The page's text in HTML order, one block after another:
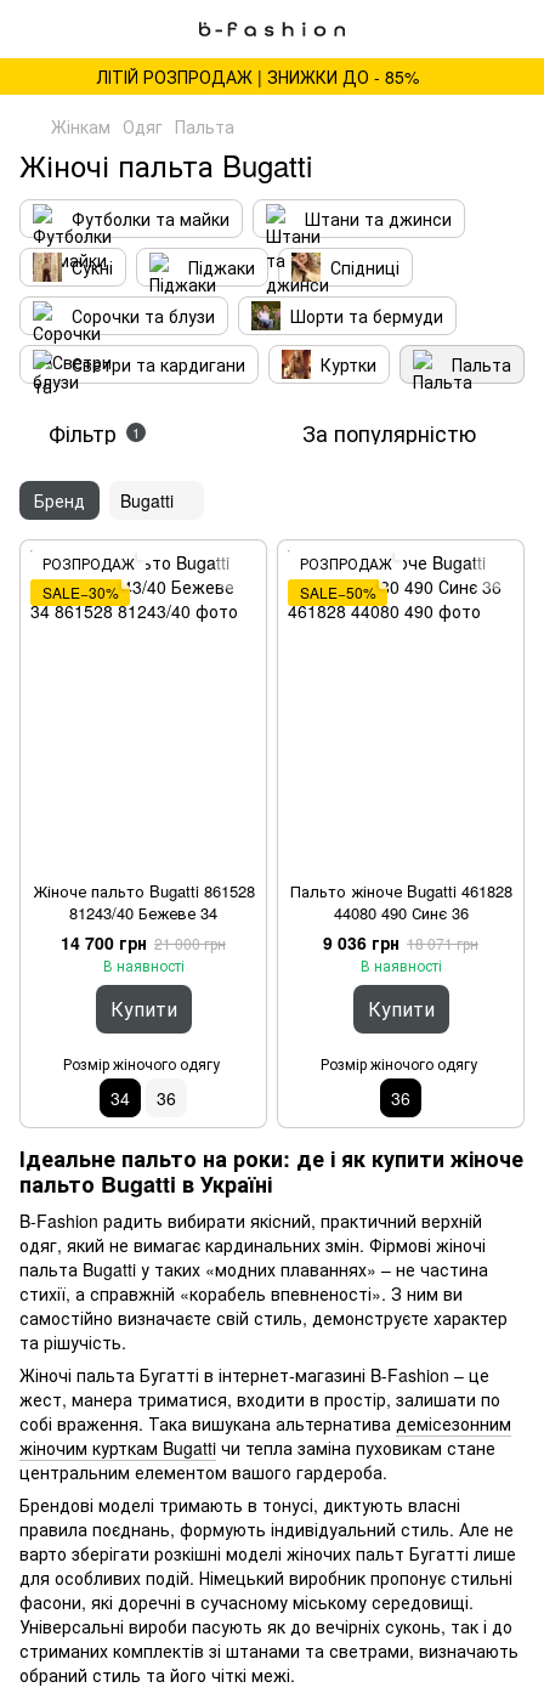
ЛІТІЙ РОЗПРОДАЖ | ЗНИЖКИ ДО - 85%
Жінкам Одяг Пальта
Жіночі пальта Bugatti
Футболки та майки
Штани та джинси
Сукні
Піджаки
Спідниці
Сорочки та блузи
Шорти та бермуди
Светри та кардигани
Куртки Пальта
Фільтр 1 За популярністю
Бренд Bugatti
РОЗПРОДАЖ
SALE−30%
Жіноче пальто Bugatti 861528
81243/40 Бежеве 34
14 700 грн 21 000 грн
В наявності
Купити
Розмір жіночого одягу
34 36
РОЗПРОДАЖ
SALE−50%
Пальто жіноче Bugatti 461828
44080 490 Синє 36
9 036 грн 18 071 грн
В наявності
Купити
Розмір жіночого одягу
36
Ідеальне пальто на роки: де і як купити жіноче
пальто Bugatti в Україні
B-Fashion радить вибирати якісний, практичний верхній
одяг, який не вимагає кардинальних змін. Фірмові жіночі
пальта Bugatti у таких «модних плаваннях» – не частина
стихії, а справжній «корабель впевненості». З ним ви
самостійно визначаєте свій стиль, демонструєте характер
та рішучість.
Жіночі пальта Бугатті в інтернет-магазині B-Fashion – це
жест, манера триматися, входити в простір, залишати по
собі враження. Така вишукана альтернатива демісезонним
жіночим курткам Bugatti чи тепла заміна пуховикам стане
центральним елементом вашого гардероба.
Брендові моделі тримають в тонусі, диктують власні
правила поєднань, формують індивідуальний стиль. Але не
варто зберігати розкішні моделі жіночих пальт Бугатті лише
для особливих подій. Німецький виробник пропонує стильні
фасони, які доречні в сучасному міському середовищі.
Універсальні вироби пасують як до вечірніх суконь, так і до
стриманих комплектів зі штанами та светрами, визначають
обраний стиль та його чіткі межі.